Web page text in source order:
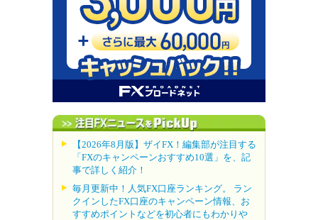
【2026年8月版】ザイFX！編集部が注目する
「FXのキャンペーンおすすめ10選」を、記
事で詳しく紹介！
毎月更新中！人気FX口座ランキング。 ラン
クインしたFX口座のキャンペーン情報、お
すすめポイントなどを初心者にもわかりや